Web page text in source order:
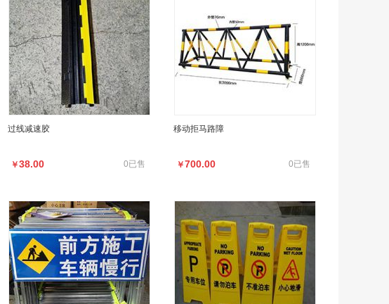
过线减速胶
￥38.00 0已售
移动拒马路障
￥700.00 0已售